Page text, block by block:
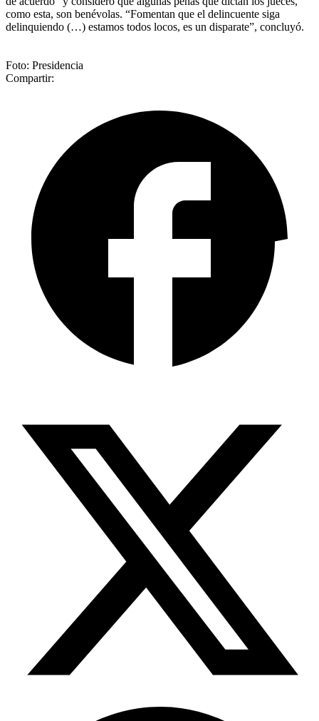
como esta, son benévolas. “Fomentan que el delincuente siga
delinquiendo (…) estamos todos locos, es un disparate”, concluyó.
Foto: Presidencia
Compartir: